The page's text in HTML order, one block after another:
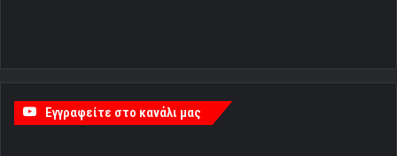
Εγγραφείτε στο κανάλι μας